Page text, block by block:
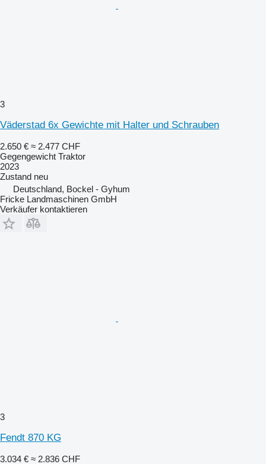
3
Väderstad 6x Gewichte mit Halter und Schrauben
2.650 € ≈ 2.477 CHF
Gegengewicht Traktor
2023
Zustand neu
Deutschland, Bockel - Gyhum
Fricke Landmaschinen GmbH
Verkäufer kontaktieren
3
Fendt 870 KG
3.034 € ≈ 2.836 CHF